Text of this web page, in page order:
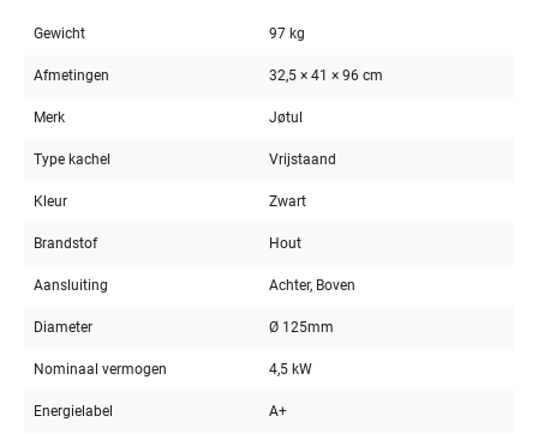
Gewicht 97 kg
Afmetingen 32,5 × 41 × 96 cm
Merk Jøtul
Type kachel Vrijstaand
Kleur Zwart
Brandstof Hout
Aansluiting Achter, Boven
Diameter Ø 125mm
Nominaal vermogen 4,5 kW
Energielabel A+